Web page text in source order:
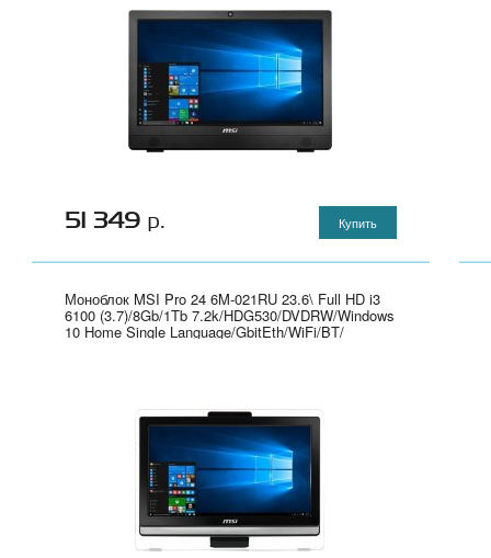
51 349 р. Купить
Моноблок MSI Pro 24 6M-021RU 23.6\ Full HD i3
6100 (3.7)/8Gb/1Tb 7.2k/HDG530/DVDRW/Windows
10 Home Single Language/GbitEth/WiFi/BT/